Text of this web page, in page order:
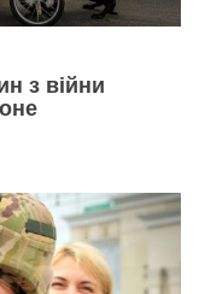
з війни